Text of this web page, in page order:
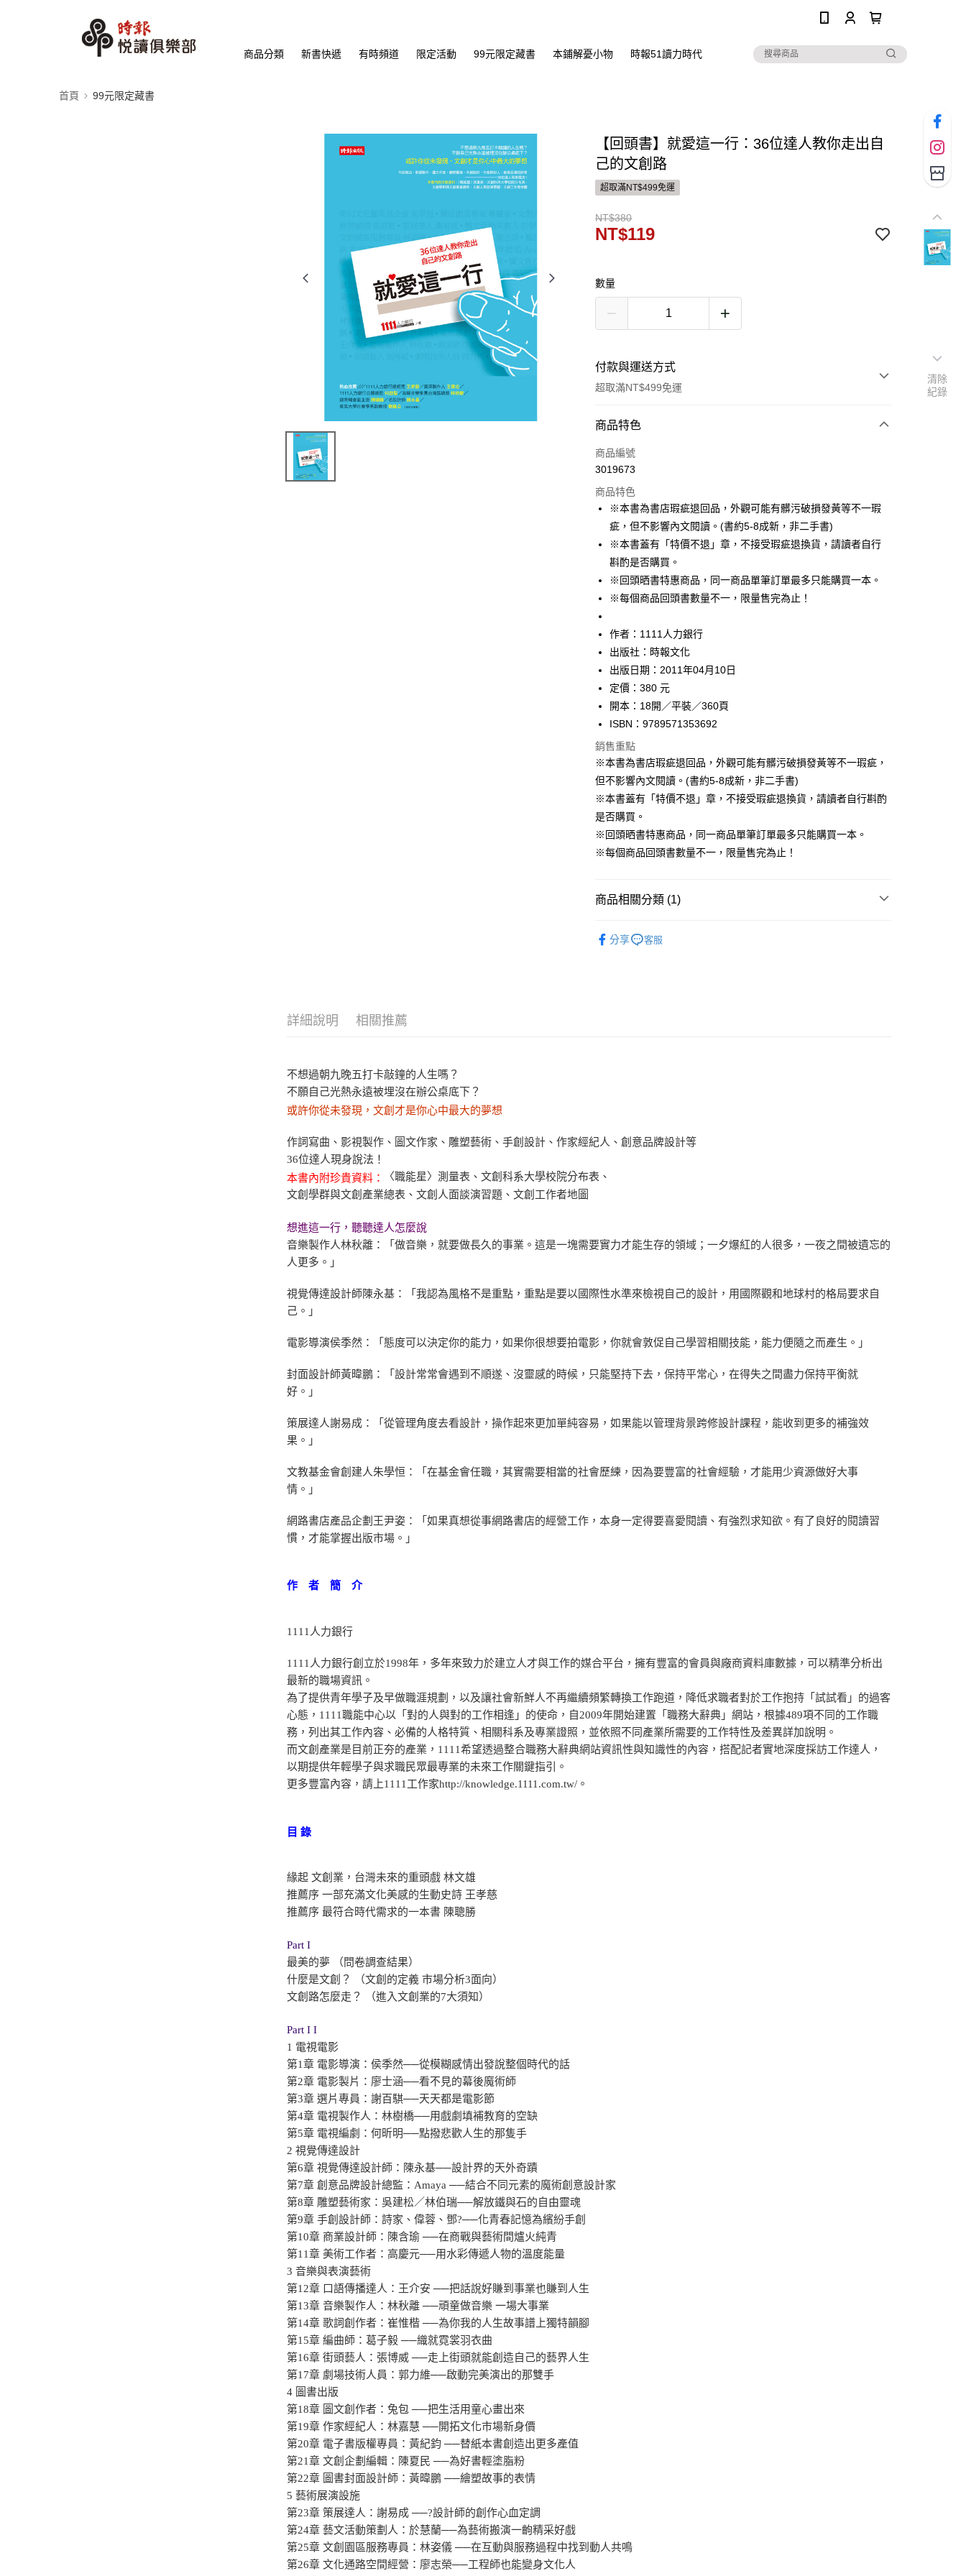
商品分類 新書快遞 有時頻道 限定活動 99元限定藏書 本鋪解憂小物 時報51讀力時代
首頁 99元限定藏書
【回頭書】就愛這一行：36位達人教你走出自
己的文創路
超取滿NT$499免運
NT$380
NT$119
數量
付款與運送方式
超取滿NT$499免運
付款方式
信用卡一次付款
運送方式
付款後全家取貨
每筆NT$60，滿NT$499(含以上)免運費
付款後7-11取貨
每筆NT$60，滿NT$499(含以上)免運費
宅配
商品特色
商品編號
3019673
商品特色
※本書為書店瑕疵退回品，外觀可能有髒污破損發黃等不一瑕
疵，但不影響內文閱讀。(書約5-8成新，非二手書)
※本書蓋有「特價不退」章，不接受瑕疵退換貨，請讀者自行
斟酌是否購買。
※回頭晒書特惠商品，同一商品單筆訂單最多只能購買一本。
※每個商品回頭書數量不一，限量售完為止！
作者：1111人力銀行
出版社：時報文化
出版日期：2011年04月10日
定價：380 元
開本：18開／平裝／360頁
ISBN：9789571353692
銷售重點
※本書為書店瑕疵退回品，外觀可能有髒污破損發黃等不一瑕疵，
但不影響內文閱讀。(書約5-8成新，非二手書)
※本書蓋有「特價不退」章，不接受瑕疵退換貨，請讀者自行斟酌
是否購買。
※回頭晒書特惠商品，同一商品單筆訂單最多只能購買一本。
※每個商品回頭書數量不一，限量售完為止！
商品相關分類 (1)
分享
客服
詳細說明 相關推薦
不想過朝九晚五打卡敲鐘的人生嗎？
不願自己光熱永遠被埋沒在辦公桌底下？
或許你從未發現，文創才是你心中最大的夢想
作詞寫曲、影視製作、圖文作家、雕塑藝術、手創設計、作家經紀人、創意品牌設計等
36位達人現身說法！
本書內附珍貴資料：
〈職能星〉測量表、文創科系大學校院分布表、
文創學群與文創產業總表、文創人面談演習題、文創工作者地圖
想進這一行，聽聽達人怎麼說
音樂製作人林秋離：「做音樂，就要做長久的事業。這是一塊需要實力才能生存的領域；一夕爆紅的人很多，一夜之間被遺忘的
人更多。」
視覺傳達設計師陳永基：「我認為風格不是重點，重點是要以國際性水準來檢視自己的設計，用國際觀和地球村的格局要求自
己。」
電影導演侯季然：「態度可以決定你的能力，如果你很想要拍電影，你就會敦促自己學習相關技能，能力便隨之而產生。」
封面設計師黃暐鵬：「設計常常會遇到不順遂、沒靈感的時候，只能堅持下去，保持平常心，在得失之間盡力保持平衡就
好。」
策展達人謝易成：「從管理角度去看設計，操作起來更加單純容易，如果能以管理背景跨修設計課程，能收到更多的補強效
果。」
文教基金會創建人朱學恒：「在基金會任職，其實需要相當的社會歷練，因為要豐富的社會經驗，才能用少資源做好大事
情。」
網路書店產品企劃王尹姿：「如果真想從事網路書店的經營工作，本身一定得要喜愛閱讀、有強烈求知欲。有了良好的閱讀習
慣，才能掌握出版市場。」
作 者 簡 介
1111人力銀行
1111人力銀行創立於1998年，多年來致力於建立人才與工作的媒合平台，擁有豐富的會員與廠商資料庫數據，可以精準分析出
最新的職場資訊。
為了提供青年學子及早做職涯規劃，以及讓社會新鮮人不再繼續頻繁轉換工作跑道，降低求職者對於工作抱持「試試看」的過客
心態，1111職能中心以「對的人與對的工作相逢」的使命，自2009年開始建置「職務大辭典」網站，根據489項不同的工作職
務，列出其工作內容、必備的人格特質、相關科系及專業證照，並依照不同產業所需要的工作特性及差異詳加說明。
而文創產業是目前正夯的產業，1111希望透過整合職務大辭典網站資訊性與知識性的內容，搭配記者實地深度採訪工作達人，
以期提供年輕學子與求職民眾最專業的未來工作關鍵指引。
更多豐富內容，請上1111工作家http://knowledge.1111.com.tw/。
目 錄
緣起 文創業，台灣未來的重頭戲 林文雄
推薦序 一部充滿文化美感的生動史詩 王孝慈
推薦序 最符合時代需求的一本書 陳聰勝
Part I
最美的夢 （問卷調查結果）
什麼是文創？ （文創的定義 市場分析3面向）
文創路怎麼走？ （進入文創業的7大須知）
Part I I
1 電視電影
第1章 電影導演：侯季然──從模糊感情出發說整個時代的話
第2章 電影製片：廖士涵──看不見的幕後魔術師
第3章 選片專員：謝百騏──天天都是電影節
第4章 電視製作人：林樹橋──用戲劇填補教育的空缺
第5章 電視編劇：何昕明──點撥悲歡人生的那隻手
2 視覺傳達設計
第6章 視覺傳達設計師：陳永基──設計界的天外奇蹟
第7章 創意品牌設計總監：Amaya ──結合不同元素的魔術創意設計家
第8章 雕塑藝術家：吳建松／林伯瑞──解放鐵與石的自由靈魂
第9章 手創設計師：詩家、偉蓉、鄧?──化青春記憶為繽紛手創
第10章 商業設計師：陳含瑜 ──在商戰與藝術間爐火純青
第11章 美術工作者：高慶元──用水彩傳遞人物的溫度能量
3 音樂與表演藝術
第12章 口語傳播達人：王介安 ──把話說好賺到事業也賺到人生
第13章 音樂製作人：林秋離 ──頑童做音樂 一場大事業
第14章 歌詞創作者：崔惟楷 ──為你我的人生故事譜上獨特韻腳
第15章 編曲師：葛子毅 ──織就霓裳羽衣曲
第16章 街頭藝人：張博威 ──走上街頭就能創造自己的藝界人生
第17章 劇場技術人員：郭力維──啟動完美演出的那雙手
4 圖書出版
第18章 圖文創作者：兔包 ──把生活用童心畫出來
第19章 作家經紀人：林嘉慧 ──開拓文化市場新身價
第20章 電子書版權專員：黃紀鈞 ──替紙本書創造出更多產值
第21章 文創企劃編輯：陳夏民 ──為好書輕塗脂粉
第22章 圖書封面設計師：黃暐鵬 ──繪塑故事的表情
5 藝術展演設施
第23章 策展達人：謝易成 ──?設計師的創作心血定調
第24章 藝文活動策劃人：於慧蘭──為藝術搬演一齣精采好戲
第25章 文創園區服務專員：林姿儀 ──在互動與服務過程中找到動人共鳴
第26章 文化通路空間經營：廖志榮──工程師也能變身文化人
清除
紀錄